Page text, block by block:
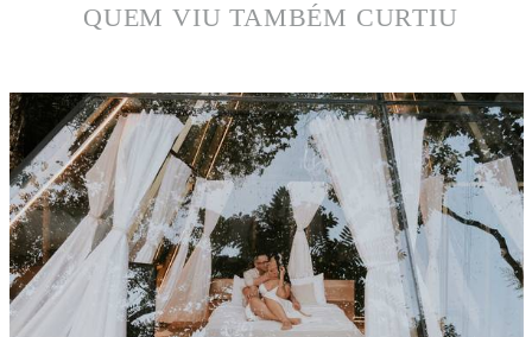
QUEM VIU TAMBÉM CURTIU